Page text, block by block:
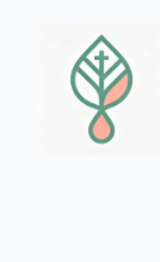
contenu